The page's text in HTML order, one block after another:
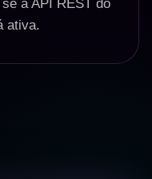
a API REST do
ativa.